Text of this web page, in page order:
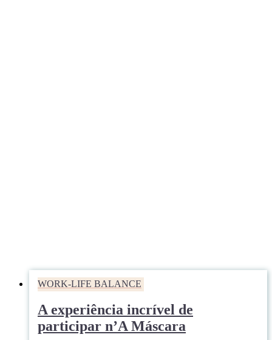
WORK-LIFE BALANCE
A experiência incrível de
participar n’A Máscara